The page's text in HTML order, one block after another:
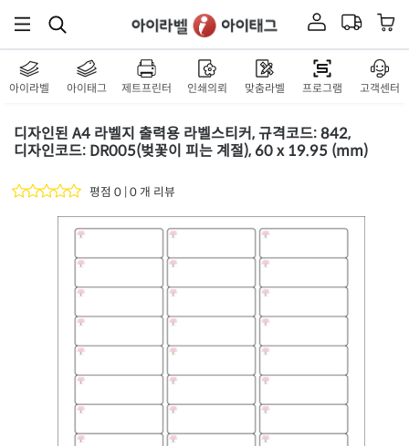
아이라벨 아이태그 제트프린터 인쇄의뢰 맞춤라벨 프로그램 고객센터
디자인된 A4 라벨지 출력용 라벨스티커, 규격코드: 842,
디자인코드: DR005(벚꽃이 피는 계절), 60 x 19.95 (mm)
평점 0 | 0 개 리뷰